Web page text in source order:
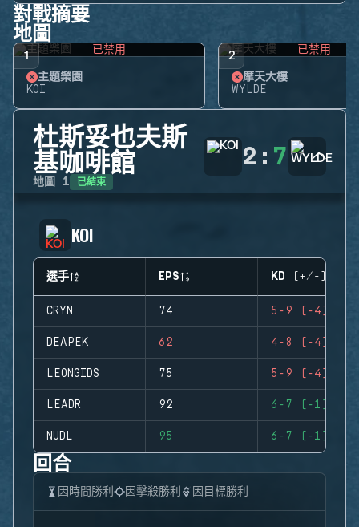
對戰摘要
地圖
1 已禁用
主題樂園
KOI
2 已禁用
摩天大樓
WYLDE
杜斯妥也夫斯
基咖啡館
地圖 1 已結束
2 : 7
KOI
選手 EPS KD (+/-)
CRYN 74 5-9 (-4)
DEAPEK 62 4-8 (-4)
LEONGIDS 75 5-9 (-4)
LEADR 92 6-7 (-1)
NUDL 95 6-7 (-1)
回合
因時間勝利 因擊殺勝利 因目標勝利